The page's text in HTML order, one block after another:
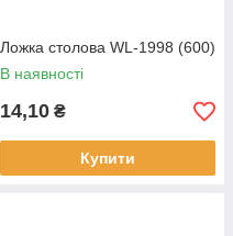
Ложка столова WL-1998 (600)
В наявності
14,10 ₴
Купити